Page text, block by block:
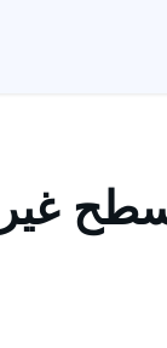
غير